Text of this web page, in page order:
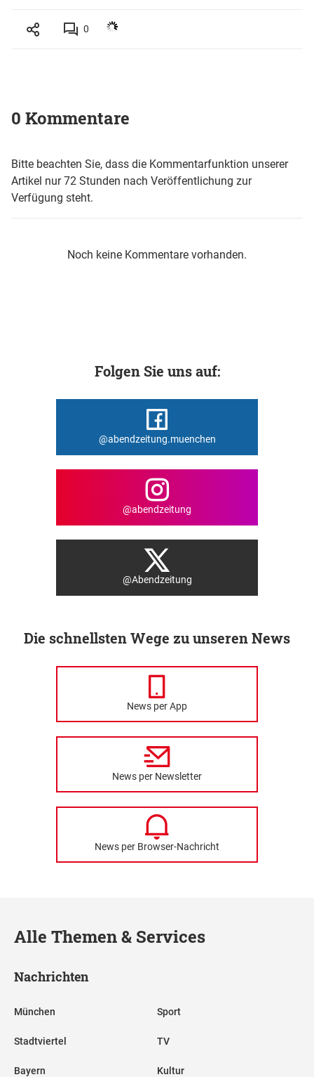
0
0 Kommentare
Bitte beachten Sie, dass die Kommentarfunktion unserer
Artikel nur 72 Stunden nach Veröffentlichung zur
Verfügung steht.
Noch keine Kommentare vorhanden.
Folgen Sie uns auf:
@abendzeitung.muenchen
@abendzeitung
@Abendzeitung
Die schnellsten Wege zu unseren News
News per App
News per Newsletter
News per Browser-Nachricht
Alle Themen & Services
Nachrichten
München
Stadtviertel
Bayern
Sport
TV
Kultur